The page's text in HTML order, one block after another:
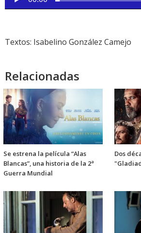
Textos: Isabelino González Camejo
Relacionadas
Se estrena la película “Alas
Blancas”, una historia de la 2ª
Guerra Mundial
Dos